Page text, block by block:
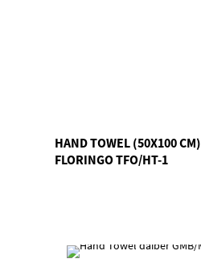
HAND TOWEL (50X100 CM)
FLORINGO TFO/HT-1